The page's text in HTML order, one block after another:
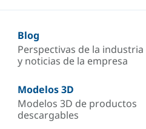
Blog
Perspectivas de la industria
y noticias de la empresa
Modelos 3D
Modelos 3D de productos
descargables